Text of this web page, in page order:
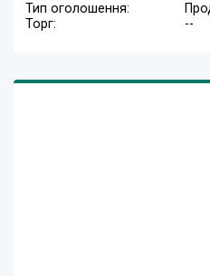
Тип оголошення:
Торг:
--